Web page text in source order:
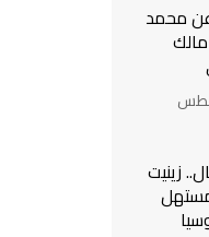
محمد
أغسطس
زينيت